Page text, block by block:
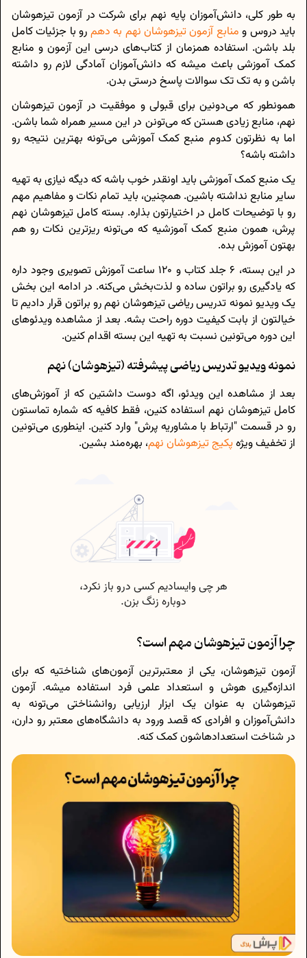
به طور کلی، دانش‌آموزان پایه نهم برای شرکت در آزمون تیزهوشان
باید دروس و منابع آزمون تیزهوشان نهم به دهم رو با جزئیات کامل
بلد باشن. استفاده همزمان از کتاب‌های درسی این آزمون و منابع
کمک آموزشی باعث میشه که دانش‌آموزان آمادگی لازم رو داشته
باشن و به تک تک سوالات پاسخ درستی بدن.
همونطور که می‌دونین برای قبولی و موفقیت در آزمون تیزهوشان
نهم، منابع زیادی هستن که می‌تونن در این مسیر همراه شما باشن.
اما به نظرتون کدوم منبع کمک آموزشی می‌تونه بهترین نتیجه رو
داشته باشه؟
یک منبع کمک آموزشی باید اونقدر خوب باشه که دیگه نیازی به تهیه
سایر منابع نداشته باشین. همچنین، باید تمام نکات و مفاهیم مهم
رو با توضیحات کامل در اختیارتون بذاره. بسته کامل تیزهوشان نهم
پرش، همون منبع کمک آموزشیه که می‌تونه ریزترین نکات رو هم
بهتون آموزش بده.
در این بسته، 6 جلد کتاب و 120 ساعت آموزش تصویری وجود داره
که یادگیری رو براتون ساده و لذت‌بخش می‌کنه. در ادامه این بخش
یک ویدیو نمونه تدریس ریاضی تیزهوشان نهم رو براتون قرار دادیم تا
خیالتون از بابت کیفیت دوره راحت بشه. بعد از مشاهده ویدئوهای
این دوره می‌تونین نسبت به تهیه این بسته اقدام کنین.
نمونه ویدیو تدریس ریاضی پیشرفته (تیزهوشان) نهم
بعد از مشاهده این ویدئو، اگه دوست داشتین که از آموزش‌های
کامل تیزهوشان نهم استفاده کنین، فقط کافیه که شماره تماستون
رو در قسمت "ارتباط با مشاوریه پرش" وارد کنین. اینطوری می‌تونین
از تخفیف ویژهپکیج تیزهوشان نهم، بهره‌مند بشین.
چرا آزمون تیزهوشان مهم است؟
آزمون تیزهوشان، یکی از معتبرترین آزمون‌های شناختیه که برای
اندازه‌گیری هوش و استعداد علمی فرد استفاده میشه. آزمون
تیزهوشان به عنوان یک ابزار ارزیابی روانشناختی می‌تونه به
دانش‌آموزان و افرادی که قصد ورود به دانشگاه‌های معتبر رو دارن،
در شناخت استعدادهاشون کمک کنه.